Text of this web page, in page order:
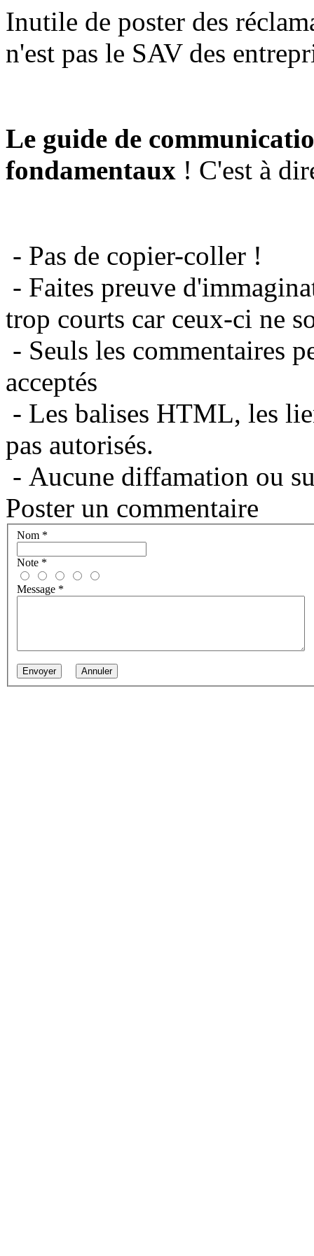
Inutile de poster des
n'est pas le SAV des
Le guide de
fondamentaux ! C'est à
- Pas de copier-coller !
- Faites preuve
trop courts car ceux-ci ne
- Seuls les commentaires
acceptés
- Les balises HTML, les
pas autorisés.
- Aucune diffamation ou
Poster un commentaire
Nom *
Note *
Message *